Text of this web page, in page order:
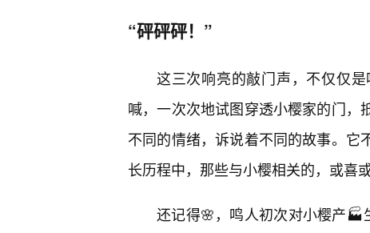
“砰砰砰！”
这三次响亮的敲门声，不仅仅
喊，一次次地试图穿透小樱家的门，
不同的情绪，诉说着不同的故事。它
长历程中，那些与小樱相关的，或喜
还记得🌸，鸣人初次对小樱产🏭